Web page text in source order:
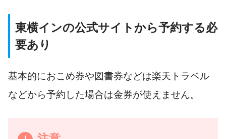
東横インの公式サイトから予約する必
要あり
基本的におこめ券や図書券などは楽天トラベル
などから予約した場合は金券が使えません。